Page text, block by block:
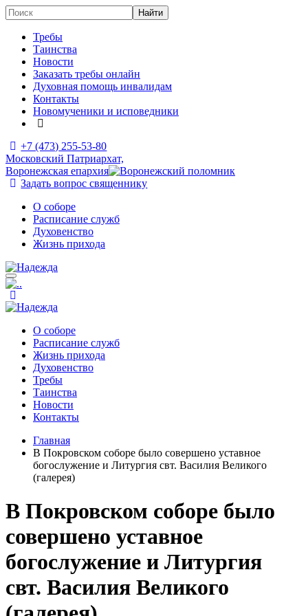
Требы
Таинства
Новости
Заказать требы онлайн
Духовная помощь инвалидам
Контакты
Новомученики и исповедники
+7 (473) 255-53-80
Московский Патриархат,
Воронежская епархия
Задать вопрос священнику
О соборе
Расписание служб
Духовенство
Жизнь прихода
О соборе
Расписание служб
Жизнь прихода
Духовенство
Требы
Таинства
Новости
Контакты
Главная
В Покровском соборе было совершено уставное
богослужение и Литургия свт. Василия Великого
(галерея)
В Покровском соборе было
совершено уставное
богослужение и Литургия
свт. Василия Великого